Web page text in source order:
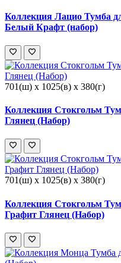
Коллекция Лацио Тумба
Белый Крафт (набор)
701(ш) x 1025(в) x 380(г)
Коллекция Стокгольм
Глянец (Набор)
701(ш) x 1025(в) x 380(г)
Коллекция Стокгольм
Графит Глянец (Набор)